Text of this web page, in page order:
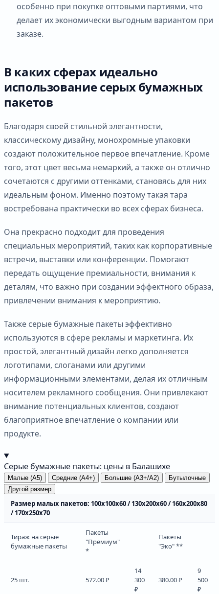
особенно при покупке оптовыми партиями, что
делает их экономически выгодным вариантом при
заказе.
В каких сферах идеально
использование серых бумажных
пакетов
Благодаря своей стильной элегантности,
классическому дизайну, монохромные упаковки
создают положительное первое впечатление. Кроме
того, этот цвет весьма немаркий, а также он отлично
сочетаются с другими оттенками, становясь для них
идеальным фоном. Именно поэтому такая тара
востребована практически во всех сферах бизнеса.
Она прекрасно подходит для проведения
специальных мероприятий, таких как корпоративные
встречи, выставки или конференции. Помогают
передать ощущение премиальности, внимания к
деталям, что важно при создании эффектного образа,
привлечении внимания к мероприятию.
Также серые бумажные пакеты эффективно
используются в сфере рекламы и маркетинга. Их
простой, элегантный дизайн легко дополняется
логотипами, слоганами или другими
информационными элементами, делая их отличным
носителем рекламного сообщения. Они привлекают
внимание потенциальных клиентов, создают
благоприятное впечатление о компании или
продукте.
Серые бумажные пакеты: цены в Балашихе
Малые (А5) Средние (А4+) Большие (А3+/А2)
Бутылочные
Другой размер
Размер малых пакетов: 100х100х60 / 130х200х60 / 160х200х80
/ 170х250х70
Тираж на серые
бумажные пакеты
Пакеты
"Премиум"
*
Пакеты
"Эко" **
25 шт. 572.00 ₽
14
300
₽
380.00 ₽
9
500
₽